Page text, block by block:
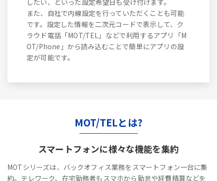
また、自社で内線設定を行っていただくことも可能
です。設定した情報を二次元コードで表示して、ク
ラウド電話「MOT/TEL」などで利用するアプリ「M
OT/Phone」から読み込むことで簡単にアプリの設
定が可能です。
MOT/TELとは?
スマートフォンに様々な機能を集約
MOTシリーズは、バックオフィス業務をスマートフォン一台に集
約。テレワーク、在宅勤務者もスマホから勤怠や経費精算などを